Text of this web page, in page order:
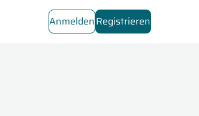
AnmeldenRegistrieren